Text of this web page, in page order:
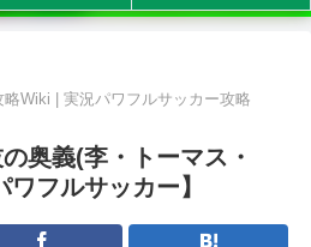
略Wiki | 実況パワフルサッカー攻略
奥義(李・トーマス・
フルサッカー】